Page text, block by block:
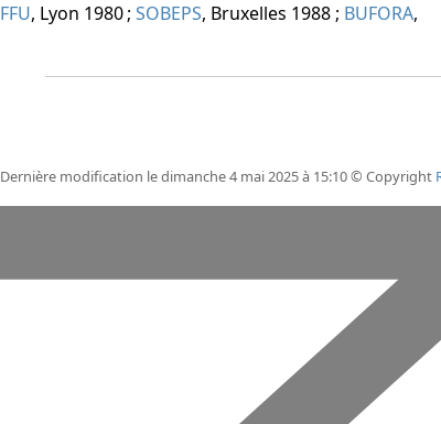
FFU, Lyon 1980 ;SOBEPS, Bruxelles 1988 ; BUFORA,
Dernière modification le dimanche 4 mai 2025 à 15:10 © Copyright